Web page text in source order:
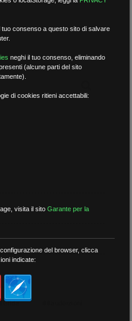
tuo consenso a questo sito di salvare
neghi il tuo consenso, eliminando
(alcune parti del sito
di cookies ritieni accettabili:
visita il sitoGarante per la
del browser, clicca
indicate: